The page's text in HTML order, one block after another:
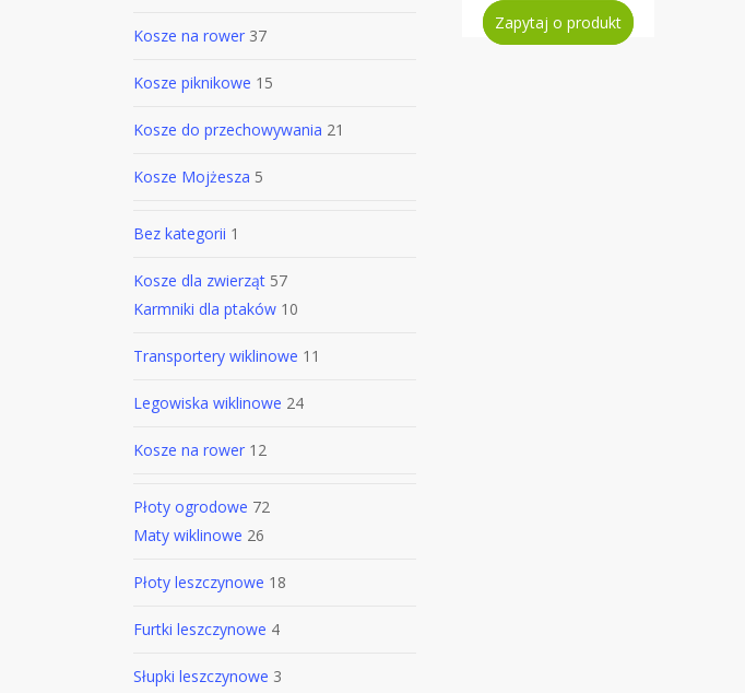
Kosze na rower 37
Kosze piknikowe 15
Kosze do przechowywania 21
Kosze Mojżesza 5
Bez kategorii 1
Kosze dla zwierząt 57
Karmniki dla ptaków 10
Transportery wiklinowe 11
Legowiska wiklinowe 24
Kosze na rower 12
Płoty ogrodowe 72
Maty wiklinowe 26
Płoty leszczynowe 18
Furtki leszczynowe 4
Słupki leszczynowe 3
Zapytaj o produkt